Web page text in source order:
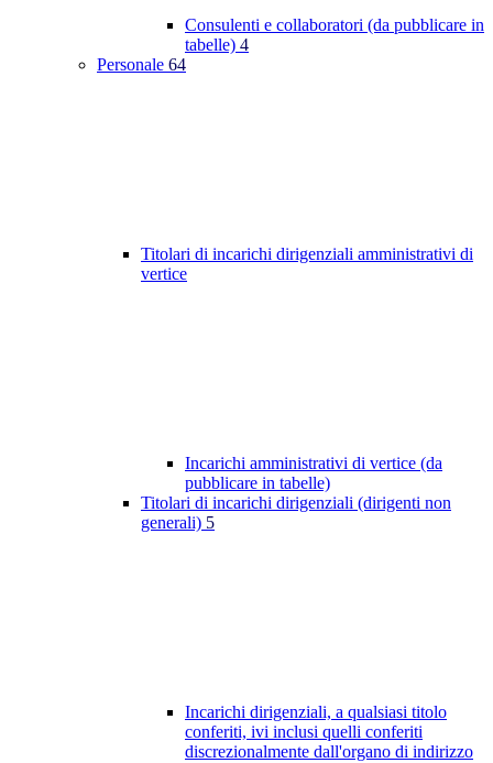
Consulenti e collaboratori (da pubblicare in
tabelle) 4
Personale 64
Titolari di incarichi dirigenziali amministrativi di
vertice
Incarichi amministrativi di vertice (da
pubblicare in tabelle)
Titolari di incarichi dirigenziali (dirigenti non
generali) 5
Incarichi dirigenziali, a qualsiasi titolo
conferiti, ivi inclusi quelli conferiti
discrezionalmente dall'organo di indirizzo